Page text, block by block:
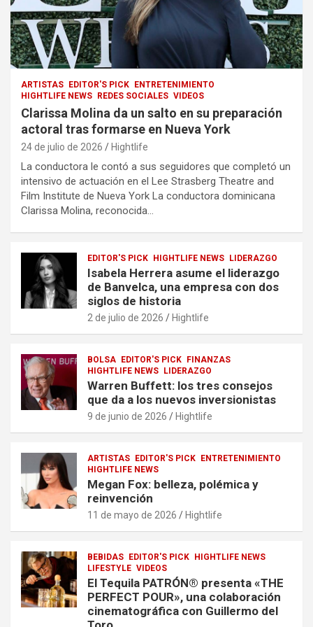
ARTISTAS EDITOR'S PICK ENTRETENIMIENTO
HIGHTLIFE NEWS REDES SOCIALES VIDEOS
Clarissa Molina da un salto en su preparación
actoral tras formarse en Nueva York
24 de julio de 2026 Hightlife
La conductora le contó a sus seguidores que completó un
intensivo de actuación en el Lee Strasberg Theatre and
Film Institute de Nueva York La conductora dominicana
Clarissa Molina, reconocida…
EDITOR'S PICK HIGHTLIFE NEWS LIDERAZGO
Isabela Herrera asume el liderazgo
de Banvelca, una empresa con dos
siglos de historia
2 de julio de 2026 Hightlife
BOLSA EDITOR'S PICK FINANZAS
HIGHTLIFE NEWS LIDERAZGO
Warren Buffett: los tres consejos
que da a los nuevos inversionistas
9 de junio de 2026 Hightlife
ARTISTAS EDITOR'S PICK ENTRETENIMIENTO
HIGHTLIFE NEWS
Megan Fox: belleza, polémica y
reinvención
11 de mayo de 2026 Hightlife
BEBIDAS EDITOR'S PICK HIGHTLIFE NEWS
LIFESTYLE VIDEOS
El Tequila PATRÓN® presenta «THE
PERFECT POUR», una colaboración
cinematográfica con Guillermo del